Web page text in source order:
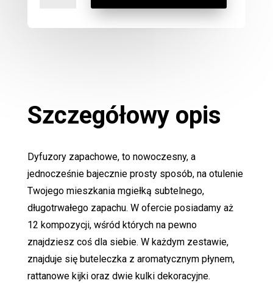
Szczegółowy opis
Dyfuzory zapachowe, to nowoczesny, a
jednocześnie bajecznie prosty sposób, na otulenie
Twojego mieszkania mgiełką subtelnego,
długotrwałego zapachu. W ofercie posiadamy aż
12 kompozycji, wśród których na pewno
znajdziesz coś dla siebie. W każdym zestawie,
znajduje się buteleczka z aromatycznym płynem,
rattanowe kijki oraz dwie kulki dekoracyjne.